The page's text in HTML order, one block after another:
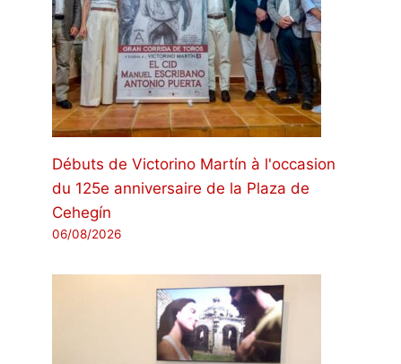
Débuts de Victorino Martín à l'occasion
du 125e anniversaire de la Plaza de
Cehegín
06/08/2026